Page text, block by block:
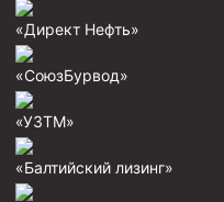
Муфта ОТТГ 146
Буровое оборудование
«Директ Нефть»
«СоюзБурвод»
«УЗТМ»
«Балтийский лизинг»